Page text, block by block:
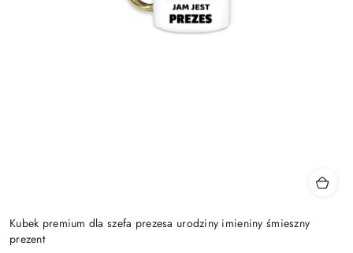
Kubek premium dla szefa prezesa urodziny imieniny śmieszny
prezent